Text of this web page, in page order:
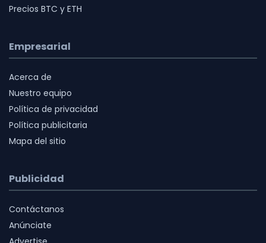
Precios BTC y ETH
Empresarial
Acerca de
Nuestro equipo
Política de privacidad
Política publicitaria
Mapa del sitio
Publicidad
Contáctanos
Anúnciate